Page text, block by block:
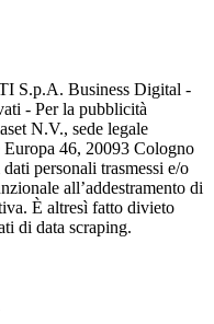
S.p.A. Business Digital -
- Per la pubblicità
N.V., sede legale
46, 20093 Cologno
personali trasmessi e/o
all’addestramento di
È altresì fatto divieto
di data scraping.